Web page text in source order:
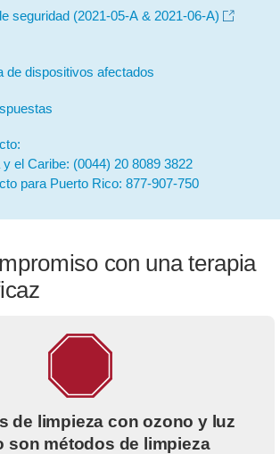
seguridad (2021-05-A & 2021-06-A)
de dispositivos afectados
el Caribe: (0044) 20 8089 3822
para Puerto Rico: 877-907-750
con una terapia
de limpieza con ozono y luz
son métodos de limpieza